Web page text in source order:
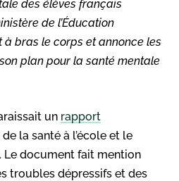
des élèves français
de l’Éducation
bras le corps et annonce les
plan pour la santé mentale
un rapport
la santé à l’école et le
Le document fait mention
troubles dépressifs et des